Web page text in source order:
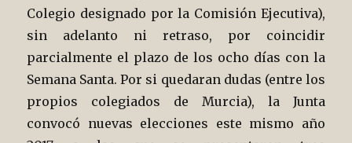
Colegio designado por la Comisión Ejecutiva),
sin adelanto ni retraso, por coincidir
parcialmente el plazo de los ocho días con la
Semana Santa. Por si quedaran dudas (entre los
propios colegiados de Murcia), la Junta
convocó nuevas elecciones este mismo año